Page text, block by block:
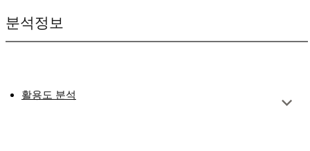
분석정보
활용도 분석